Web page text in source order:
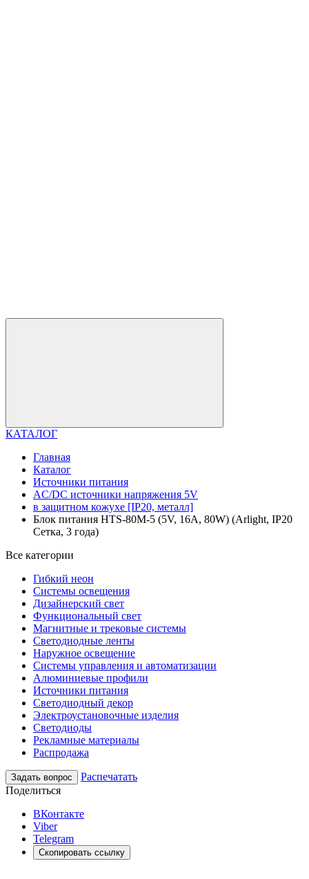
КАТАЛОГ
Главная
Каталог
Источники питания
AC/DC источники напряжения 5V
в защитном кожухе [IP20, металл]
Блок питания HTS-80M-5 (5V, 16A, 80W) (Arlight, IP20
Сетка, 3 года)
Все категории
Гибкий неон
Системы освещения
Дизайнерский свет
Функциональный свет
Магнитные и трековые системы
Светодиодные ленты
Наружное освещение
Системы управления и автоматизации
Алюминиевые профили
Источники питания
Светодиодный декор
Электроустановочные изделия
Светодиоды
Рекламные материалы
Распродажа
Задать вопрос
Распечатать
Поделиться
ВКонтакте
Viber
Telegram
Скопировать ссылку